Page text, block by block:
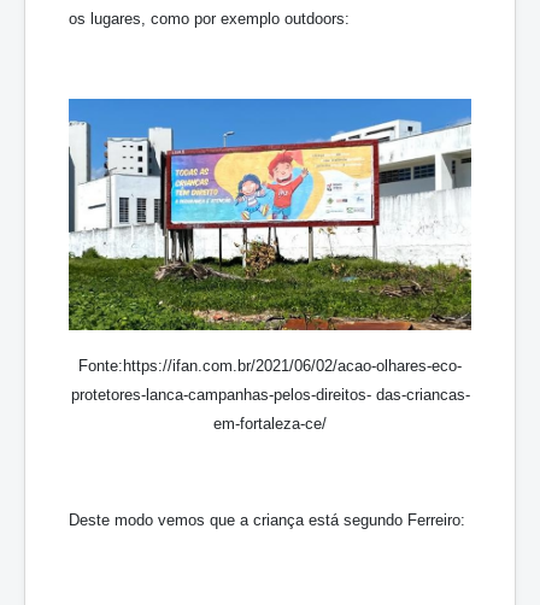
os lugares, como por exemplo outdoors:
Fonte:https://ifan.com.br/2021/06/02/acao-olhares-eco-
protetores-lanca-campanhas-pelos-direitos- das-criancas-
em-fortaleza-ce/
Deste modo vemos que a criança está segundo Ferreiro: